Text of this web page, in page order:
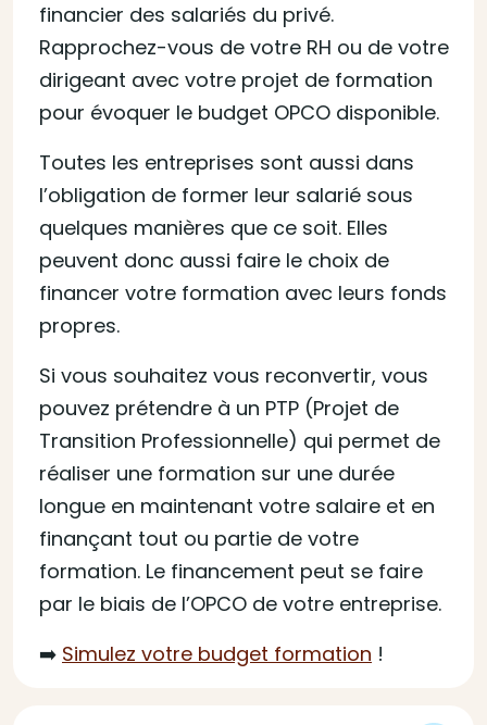
financier des salariés du privé.
Rapprochez-vous de votre RH ou de votre
dirigeant avec votre projet de formation
pour évoquer le budget OPCO disponible.
Toutes les entreprises sont aussi dans
l’obligation de former leur salarié sous
quelques manières que ce soit. Elles
peuvent donc aussi faire le choix de
financer votre formation avec leurs fonds
propres.
Si vous souhaitez vous reconvertir, vous
pouvez prétendre à un PTP (Projet de
Transition Professionnelle) qui permet de
réaliser une formation sur une durée
longue en maintenant votre salaire et en
finançant tout ou partie de votre
formation. Le financement peut se faire
par le biais de l’OPCO de votre entreprise.
➡️ Simulez votre budget formation !